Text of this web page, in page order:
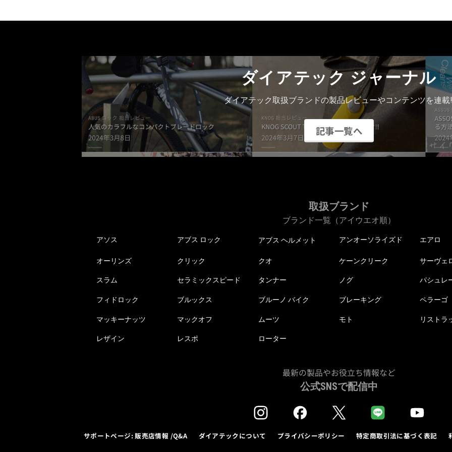
ダイアテック ジャーナル
ダイアテック取扱ブランドの製品レビューやコンテンツを連載
記事一覧へ
取扱ブランド
ブランド一覧（アイウエオ順）
アソス アブス ロック アブス ヘルメット アンオーソライズド エアロ
オーリンズ クリック クオ ケーンクリーク サーヴェ
スラム セラミックスピード タンナー ノグ パシュレ
フィドロック ブルックス ブルーノ バイク ブレーキング ペラーゴ
マッキーナッツ マックオフ ムーツ モト リストラ
レザイン レスポ ローター
最新の製品やお役立ち情報など
公式SNSで配信中
サポートページ: 販売店情報 /Q&A ダイアテックについて プライバシーポリシー 特定商取引法に基づく表記